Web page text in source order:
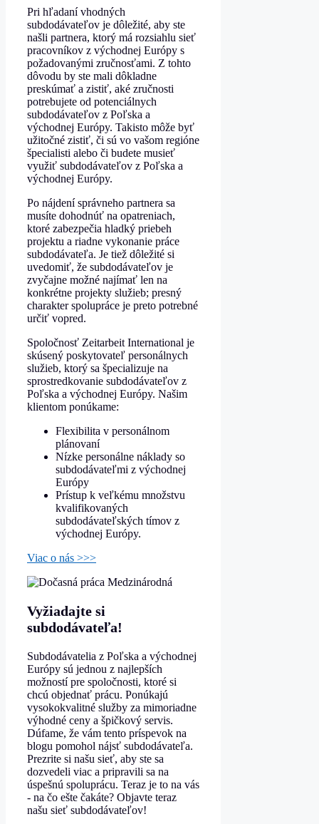
Pri hľadaní vhodných
subdodávateľov je dôležité, aby ste
našli partnera, ktorý má rozsiahlu sieť
pracovníkov z východnej Európy s
požadovanými zručnosťami. Z tohto
dôvodu by ste mali dôkladne
preskúmať a zistiť, aké zručnosti
potrebujete od potenciálnych
subdodávateľov z Poľska a
východnej Európy. Takisto môže byť
užitočné zistiť, či sú vo vašom regióne
špecialisti alebo či budete musieť
využiť subdodávateľov z Poľska a
východnej Európy.
Po nájdení správneho partnera sa
musíte dohodnúť na opatreniach,
ktoré zabezpečia hladký priebeh
projektu a riadne vykonanie práce
subdodávateľa. Je tiež dôležité si
uvedomiť, že subdodávateľov je
zvyčajne možné najímať len na
konkrétne projekty služieb; presný
charakter spolupráce je preto potrebné
určiť vopred.
Spoločnosť Zeitarbeit International je
skúsený poskytovateľ personálnych
služieb, ktorý sa špecializuje na
sprostredkovanie subdodávateľov z
Poľska a východnej Európy. Našim
klientom ponúkame:
Flexibilita v personálnom
plánovaní
Nízke personálne náklady so
subdodávateľmi z východnej
Európy
Prístup k veľkému množstvu
kvalifikovaných
subdodávateľských tímov z
východnej Európy.
Viac o nás >>>
Vyžiadajte si
subdodávateľa!
Subdodávatelia z Poľska a východnej
Európy sú jednou z najlepších
možností pre spoločnosti, ktoré si
chcú objednať prácu. Ponúkajú
vysokokvalitné služby za mimoriadne
výhodné ceny a špičkový servis.
Dúfame, že vám tento príspevok na
blogu pomohol nájsť subdodávateľa.
Prezrite si našu sieť, aby ste sa
dozvedeli viac a pripravili sa na
úspešnú spoluprácu. Teraz je to na vás
- na čo ešte čakáte? Objavte teraz
našu sieť subdodávateľov!